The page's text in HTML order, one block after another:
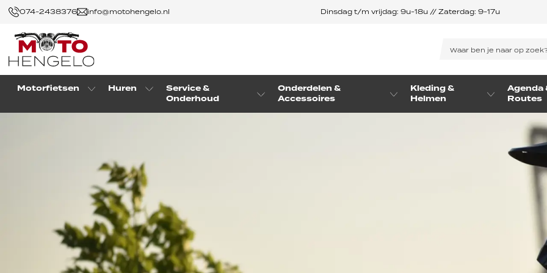
074-2438376 info@motohengelo.nl Dinsdag t/m vrijdag: 9u-18u // Zaterdag: 9-17u
Motorfietsen Huren
Service &
Onderhoud
Onderdelen &
Accessoires
Kleding &
Helmen
Agenda
Routes